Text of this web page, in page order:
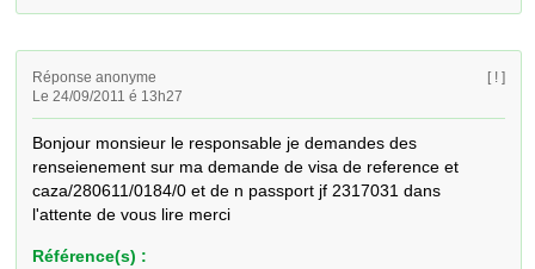
Réponse anonyme
Le 24/09/2011 é 13h27
[ ! ]
Bonjour monsieur le responsable je demandes des
renseienement sur ma demande de visa de reference et
caza/280611/0184/0 et de n passport jf 2317031 dans
l'attente de vous lire merci
Référence(s) :